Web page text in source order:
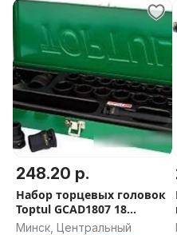
248.20 р.
Набор торцевых головок
Toptul GCAD1807 18
предметов
Минск, Центральный